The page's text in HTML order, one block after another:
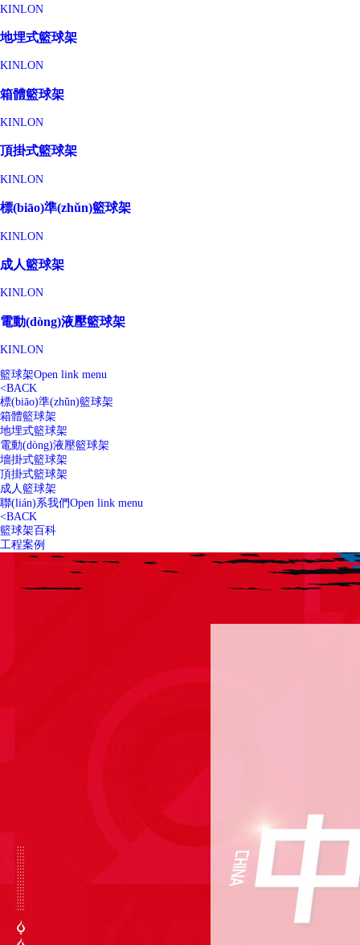
KINLON
地埋式籃球架
KINLON
箱體籃球架
KINLON
頂掛式籃球架
KINLON
標(biāo)準(zhǔn)籃球架
KINLON
成人籃球架
KINLON
電動(dòng)液壓籃球架
KINLON
籃球架Open link menu
<BACK
標(biāo)準(zhǔn)籃球架
箱體籃球架
地埋式籃球架
電動(dòng)液壓籃球架
墻掛式籃球架
頂掛式籃球架
成人籃球架
聯(lián)系我們Open link menu
<BACK
籃球架百科
工程案例